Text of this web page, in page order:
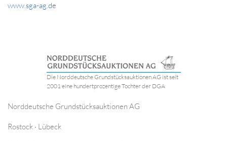
www.sga-ag.de
Die Norddeutsche Grundstücksauktionen AG ist seit
2001 eine hundertprozentige Tochter der DGA
Norddeutsche Grundstücksauktionen AG
Rostock · Lübeck